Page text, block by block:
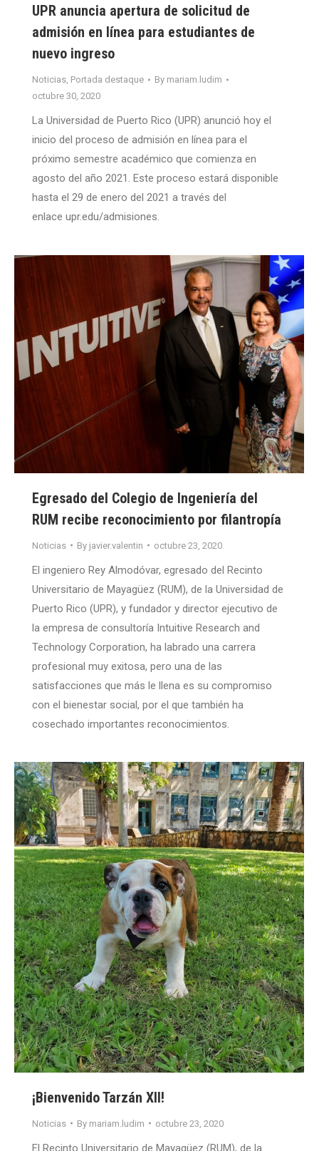
UPR anuncia apertura de solicitud de
admisión en línea para estudiantes de
nuevo ingreso
Noticias, Portada destaque By mariam.ludim
octubre 30, 2020
La Universidad de Puerto Rico (UPR) anunció hoy el
inicio del proceso de admisión en línea para el
próximo semestre académico que comienza en
agosto del año 2021. Este proceso estará disponible
hasta el 29 de enero del 2021 a través del
enlace upr.edu/admisiones.
Egresado del Colegio de Ingeniería del
RUM recibe reconocimiento por filantropía
Noticias By javier.valentin octubre 23, 2020
El ingeniero Rey Almodóvar, egresado del Recinto
Universitario de Mayagüez (RUM), de la Universidad de
Puerto Rico (UPR), y fundador y director ejecutivo de
la empresa de consultoría Intuitive Research and
Technology Corporation, ha labrado una carrera
profesional muy exitosa, pero una de las
satisfacciones que más le llena es su compromiso
con el bienestar social, por el que también ha
cosechado importantes reconocimientos.
¡Bienvenido Tarzán XII!
Noticias By mariam.ludim octubre 23, 2020
El Recinto Universitario de Mayagüez (RUM), de la